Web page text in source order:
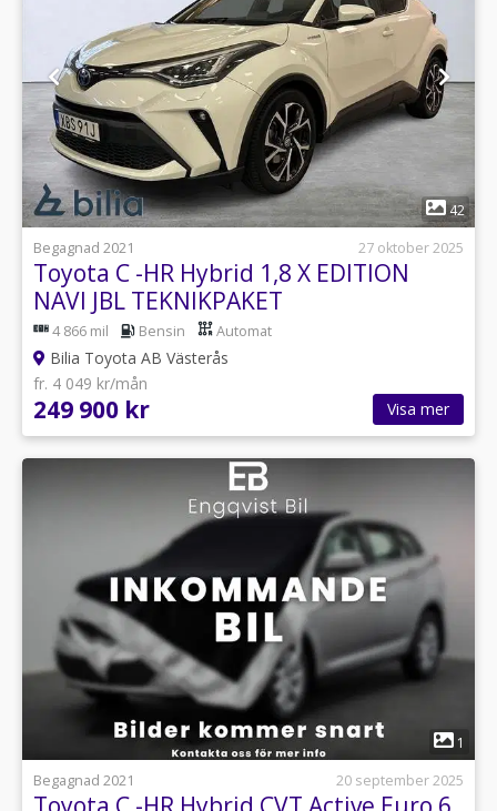
1
42
Begagnad 2021
27 oktober 2025
Toyota C -HR Hybrid 1,8 X EDITION
NAVI JBL TEKNIKPAKET
4 866 mil Bensin Automat
Bilia Toyota AB Västerås
fr. 4 049 kr/mån
249 900 kr Visa mer
1
Begagnad 2021
20 september 2025